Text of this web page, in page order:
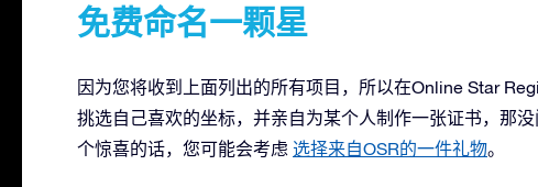
免费命名一颗星
因为您将收到上面列出的所有项目，所以在Online Star
挑选自己喜欢的坐标，并亲自为某个人制作一张证书，那
个惊喜的话，您可能会考虑 选择来自OSR的一件礼物。